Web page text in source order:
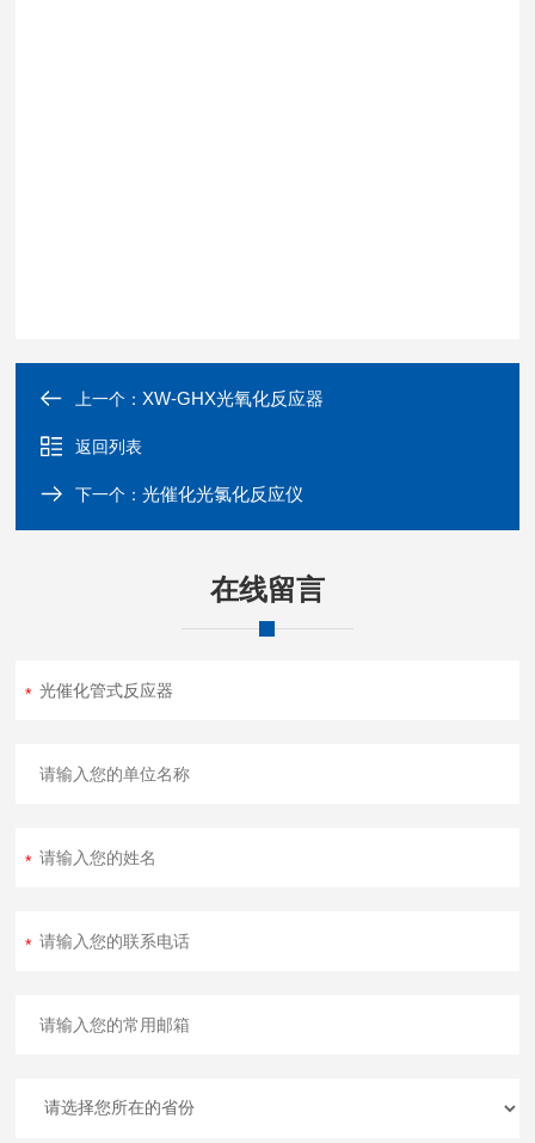
上一个：XW-GHX光氧化反应器
返回列表
下一个：光催化光氯化反应仪
在线留言